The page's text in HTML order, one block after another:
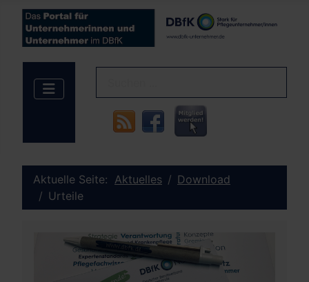
Aktuelle Seite: Aktuelles
Download
Urteile